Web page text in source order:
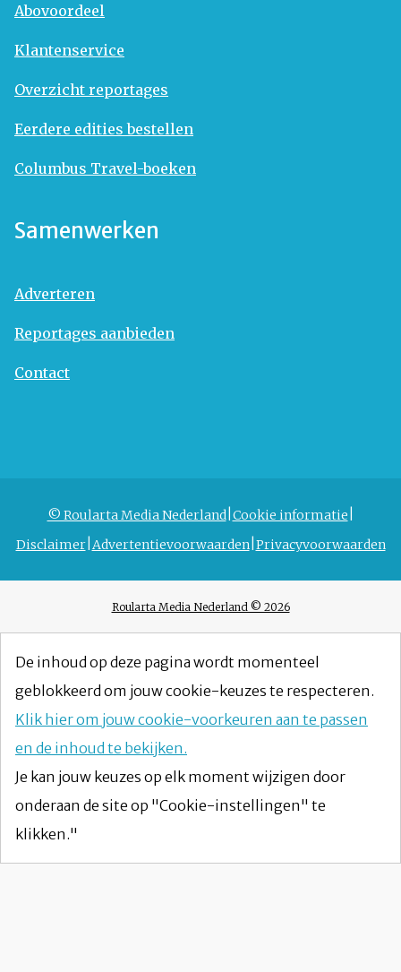
Abovoordeel
Klantenservice
Overzicht reportages
Eerdere edities bestellen
Columbus Travel-boeken
Samenwerken
Adverteren
Reportages aanbieden
Contact
© Roularta Media Nederland Cookie informatie
Disclaimer Advertentievoorwaarden Privacyvoorwaarden
Roularta Media Nederland © 2026
De inhoud op deze pagina wordt momenteel
geblokkeerd om jouw cookie-keuzes te respecteren.
Klik hier om jouw cookie-voorkeuren aan te passen
en de inhoud te bekijken.
Je kan jouw keuzes op elk moment wijzigen door
onderaan de site op "Cookie-instellingen" te
klikken."